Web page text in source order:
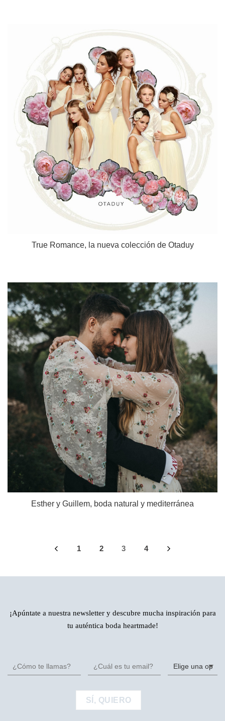
True Romance, la nueva colección de Otaduy
Esther y Guillem, boda natural y mediterránea
1 2 3 4
¡Apúntate a nuestra newsletter y descubre mucha inspiración para
tu auténtica boda heartmade!